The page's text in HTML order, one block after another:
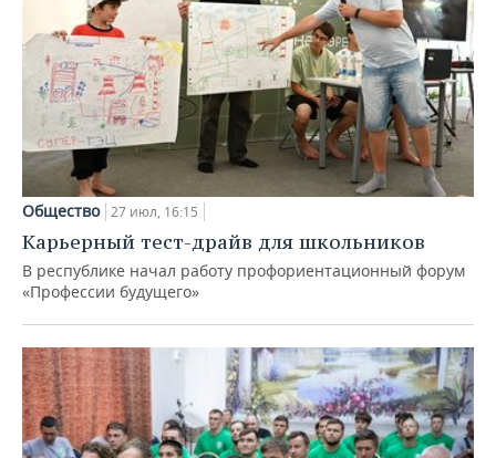
Общество 27 июл, 16:15
Карьерный тест-драйв для школьников
В республике начал работу профориентационный форум
«Профессии будущего»